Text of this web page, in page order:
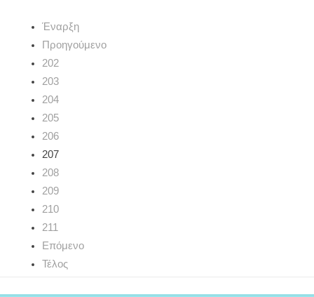
Έναρξη
Προηγούμενο
202
203
204
205
206
207
208
209
210
211
Επόμενο
Τέλος